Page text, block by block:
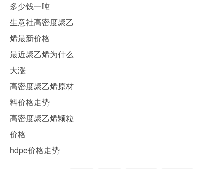
多少钱一吨
生意社高密度聚乙
烯最新价格
最近聚乙烯为什么
大涨
高密度聚乙烯原材
料价格走势
高密度聚乙烯颗粒
价格
hdpe价格走势